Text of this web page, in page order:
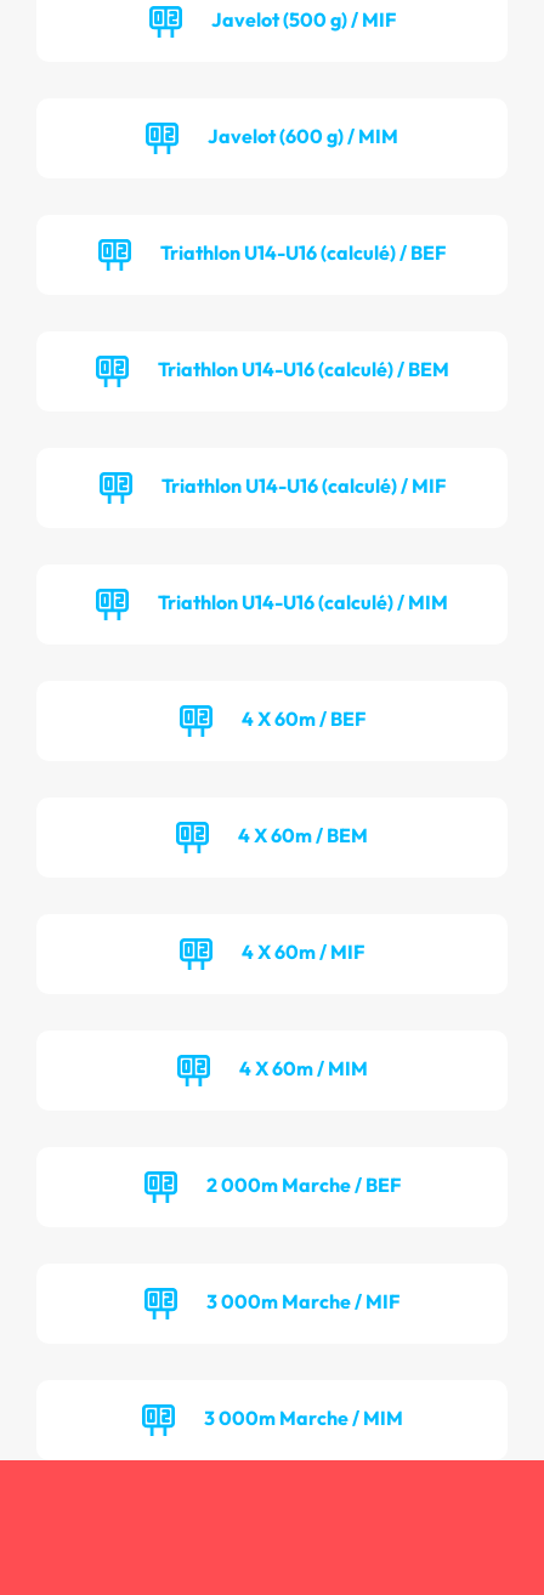
Javelot (500 g) / MIF
Javelot (600 g) / MIM
Triathlon U14-U16 (calculé) / BEF
Triathlon U14-U16 (calculé) / BEM
Triathlon U14-U16 (calculé) / MIF
Triathlon U14-U16 (calculé) / MIM
4 X 60m / BEF
4 X 60m / BEM
4 X 60m / MIF
4 X 60m / MIM
2 000m Marche / BEF
3 000m Marche / MIF
3 000m Marche / MIM